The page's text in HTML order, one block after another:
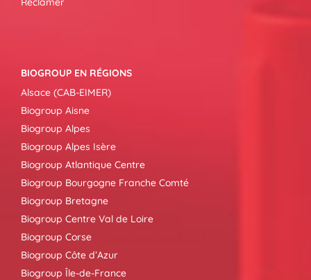
BIOGROUP EN RÉGIONS
Alsace (CAB-EIMER)
Biogroup Aisne
Biogroup Alpes
Biogroup Alpes Isère
Biogroup Atlantique Centre
Biogroup Bourgogne Franche Comté
Biogroup Bretagne
Biogroup Centre Val de Loire
Biogroup Corse
Biogroup Côte d’Azur
Biogroup Île-de-France